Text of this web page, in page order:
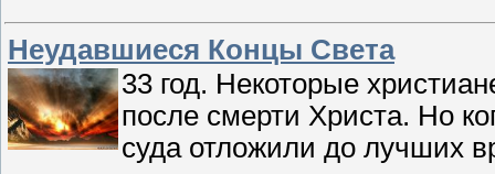
Неудавшиеся Концы Света
33 год. Некоторые
после смерти Христа. Но
суда отложили до лучших